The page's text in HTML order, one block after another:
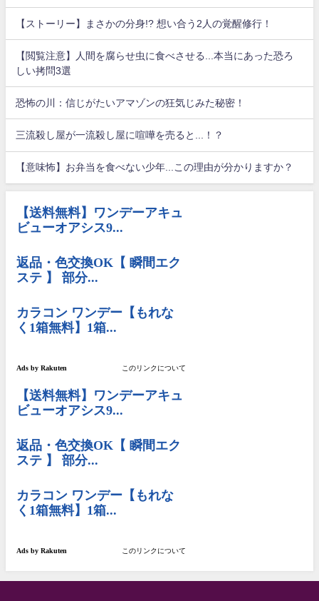
【ストーリー】まさかの分身!? 想い合う2人の覚醒修行！
【閲覧注意】人間を腐らせ虫に食べさせる...本当にあった恐ろ
しい拷問3選
恐怖の川：信じがたいアマゾンの狂気じみた秘密！
三流殺し屋が一流殺し屋に喧嘩を売ると...！？
【意味怖】お弁当を食べない少年...この理由が分かりますか？